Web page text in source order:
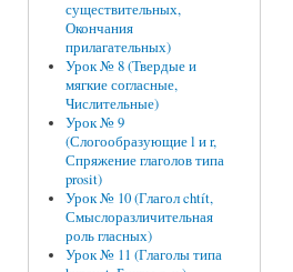
существительных,
Окончания
прилагательных)
Урок № 8 (Твердые и
мягкие согласные,
Числительные)
Урок № 9
(Слогообразующие l и r,
Спряжение глаголов типа
prosit)
Урок № 10 (Глагол chtít,
Смыслоразличительная
роль гласных)
Урок № 11 (Глаголы типа